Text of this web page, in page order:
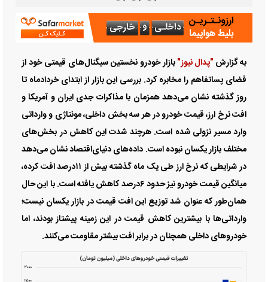
به گزارش"پدال نیوز"بازار خودرو نخستین سیگنال‌های قیمتی خود از
فضای پساتفاهم را مخابره کرد. بررسی این بازار از ابتدای خردادماه تا
روز گذشته نشان می‌دهد همزمان با مذاکرات جدی ایران و آمریکا و
افت نرخ ارز، قیمت خودرو در هر سه بخش داخلی، مونتاژی و وارداتی
وارد مسیر نزولی شده است. هرچند شدت این کاهش در بخش‌های
مختلف بازار یکسان نبوده است. داده‌های دنیای‌اقتصاد نشان می‌دهد
در شرایطی که نرخ ارز طی یک ماه گذشته بیش از ۱۱درصد افت کرده،
میانگین قیمت خودرو نیز حدود ۶درصد کاهش یافته است. با این حال
همان‌طور که عنوان شد توزیع این افت قیمت در بازار یکسان نیست؛
وارداتی‌ها با بیشترین کاهش قیمت در این زمینه پیشتاز بودند، اما
خودرو‌های داخلی همچنان در برابر افت بیشتر مقاومت می‌کنند.